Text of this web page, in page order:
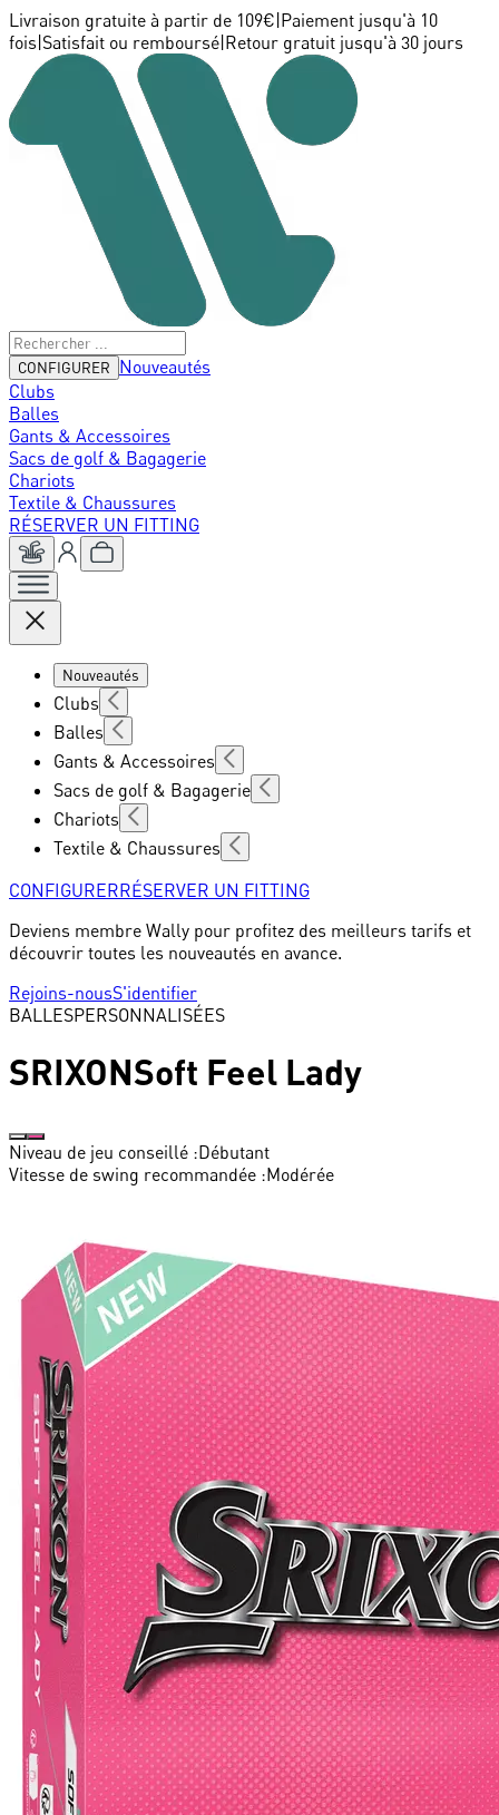
Livraison gratuite à partir de 109€ Paiement jusqu'à 10
fois Satisfait ou remboursé Retour gratuit jusqu'à 30 jours
CONFIGURER
Nouveautés
Clubs
Balles
Gants & Accessoires
Sacs de golf & Bagagerie
Chariots
Textile & Chaussures
RÉSERVER UN FITTING
Nouveautés
Clubs
Balles
Gants & Accessoires
Sacs de golf & Bagagerie
Chariots
Textile & Chaussures
CONFIGURERRÉSERVER UN FITTING
Deviens membre Wally pour profitez des meilleurs tarifs et
découvrir toutes les nouveautés en avance.
Rejoins-nousS'identifier
BALLESPERSONNALISÉES
SRIXONSoft Feel Lady
Niveau de jeu conseillé :Débutant
Vitesse de swing recommandée :Modérée